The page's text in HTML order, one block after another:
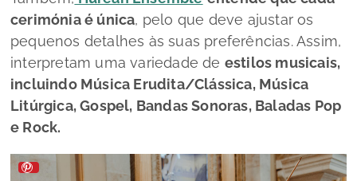
cerimónia é única, pelo que deve ajustar os
pequenos detalhes às suas preferências. Assim,
interpretam uma variedade de estilos musicais,
incluindo Música Erudita/Clássica, Música
Litúrgica, Gospel, Bandas Sonoras, Baladas Pop
e Rock.